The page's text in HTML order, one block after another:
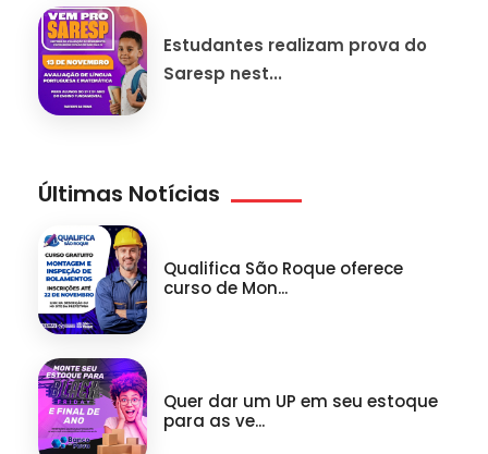
Estudantes realizam prova do
Saresp nest...
Últimas Notícias
Qualifica São Roque oferece
curso de Mon...
Quer dar um UP em seu estoque
para as ve...